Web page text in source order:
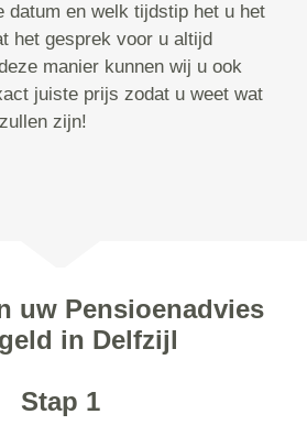
datum en welk tijdstip het u het
het gesprek voor u altijd
manier kunnen wij u ook
juiste prijs zodat u weet wat
zijn!
uw Pensioenadvies
in Delfzijl
Stap 1